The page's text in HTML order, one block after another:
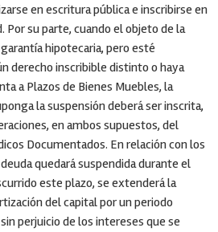
en escritura pública e inscribirse en
Por su parte, cuando el objeto de la
hipotecaria, pero esté
derecho inscribible distinto o haya
a Plazos de Bienes Muebles, la
la suspensión deberá ser inscrita,
en ambos supuestos, del
Documentados. En relación con los
quedará suspendida durante el
este plazo, se extenderá la
del capital por un periodo
perjuicio de los intereses que se